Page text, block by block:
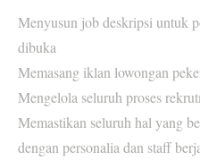
Menyusun job deskripsi untuk
dibuka
Memasang iklan lowongan
Mengelola seluruh proses
Memastikan seluruh hal yang
dengan personalia dan staff